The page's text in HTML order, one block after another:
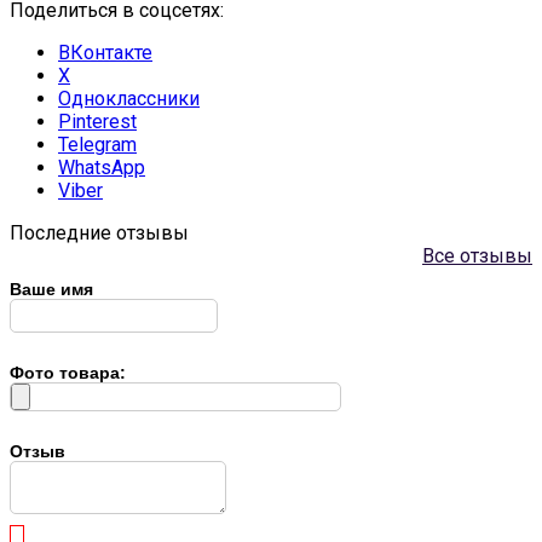
Поделиться в соцсетях:
ВКонтакте
X
Одноклассники
Pinterest
Telegram
WhatsApp
Viber
Последние отзывы
Все отзывы
Ваше имя
Фото товара:
Отзыв